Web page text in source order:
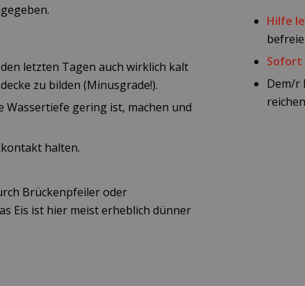
letzten Tagen auch wirklich kalt
zu bilden (Minusgrade!).
Wassertiefe gering ist, machen und
halten.
Brückenpfeiler oder
Eis ist hier meist erheblich dünner
Hilfe
Sofort
Dem/r